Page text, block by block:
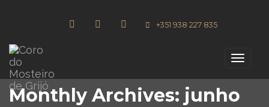
+351 938 227 835
Toggle
Monthly Archives: junho